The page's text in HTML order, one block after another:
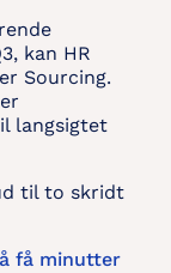
kan HR
Sourcing.
langsigtet
til to skridt
få minutter